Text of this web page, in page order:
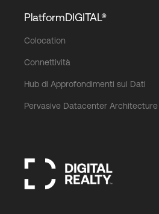
PlatformDIGITAL®
Colocation
Connettività
Hub di Approfondimenti sui Dati
Pervasive Datacenter Architecture